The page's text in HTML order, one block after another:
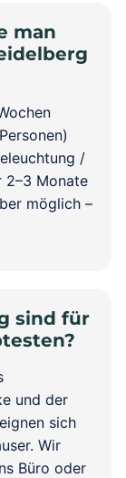
man
/
2–3 Monate
möglich –
sind für
und der
sich
Wir
Büro oder